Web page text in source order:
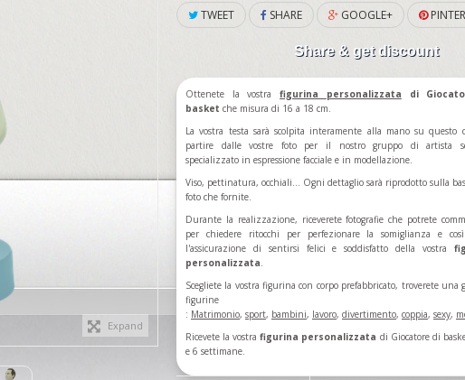
Expand
TWEET SHARE GOOGLE+
Share & get discount
Ottenete la vostrafigurina personalizzata di
basket che misura di 16 a 18 cm.
La vostra testa sarà scolpita interamente alla mano su questo
partire dalle vostre foto per il nostro gruppo di artista
specializzato in espressione facciale e in modellazione.
Viso, pettinatura, occhiali... Ogni dettaglio sarà riprodotto sulla
foto che fornite.
Durante la realizzazione, riceverete fotografie che potrete
per chiedere ritocchi per perfezionare la somiglianza e
l'assicurazione di sentirsi felici e soddisfatto della vostra
personalizzata.
Scegliete la vostra figurina con corpo prefabbricato, troverete una
figurine
: Matrimonio, sport, bambini, lavoro, divertimento, coppia, sexy,
Ricevete la vostrafigurina personalizzata di Giocatore di
e 6 settimane.